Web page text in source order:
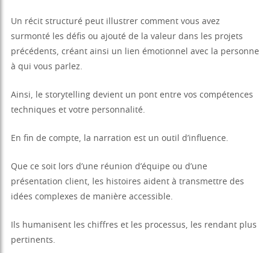
Un récit structuré peut illustrer comment vous avez
surmonté les défis ou ajouté de la valeur dans les projets
précédents, créant ainsi un lien émotionnel avec la personne
à qui vous parlez.
Ainsi, le storytelling devient un pont entre vos compétences
techniques et votre personnalité.
En fin de compte, la narration est un outil d’influence.
Que ce soit lors d’une réunion d’équipe ou d’une
présentation client, les histoires aident à transmettre des
idées complexes de manière accessible.
Ils humanisent les chiffres et les processus, les rendant plus
pertinents.